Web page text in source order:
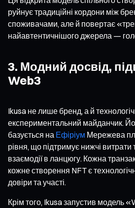
руйнує традиційні кордони між
споживачами, але й повертає
найавтентичнішого джерела —
3. Модний досвід,
Web3
Ikusa не лише бренд, а й
експериментальний майданчик.
базується на Ефіріум Мережева
рівня, що підтримує нижчі витрати
взаємодії в ланцюгу. Кожна
кожне створення NFT є
довіри та участі.
Крім того, Ikusa запустив модель